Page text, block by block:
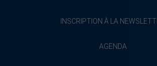
INSCRIPTION À LA
AGENDA